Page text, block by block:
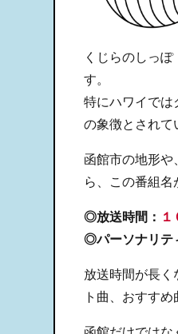
くじらのしっ
す。
特にハワイでは
の象徴とされて
函館市の地形
ら、この番組名
◎放送時間：
◎パーソナリテ
放送時間が長
ト曲、おすす